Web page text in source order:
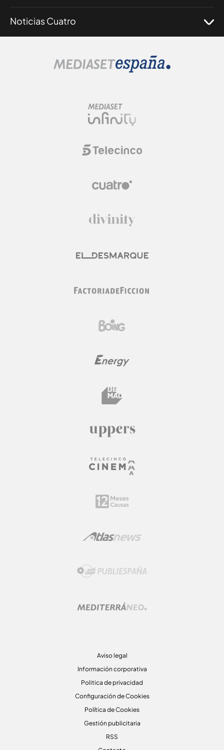
Noticias Cuatro
Aviso legal
Información corporativa
Politica de privacidad
Configuración de Cookies
Política de Cookies
Gestión publicitaria
RSS